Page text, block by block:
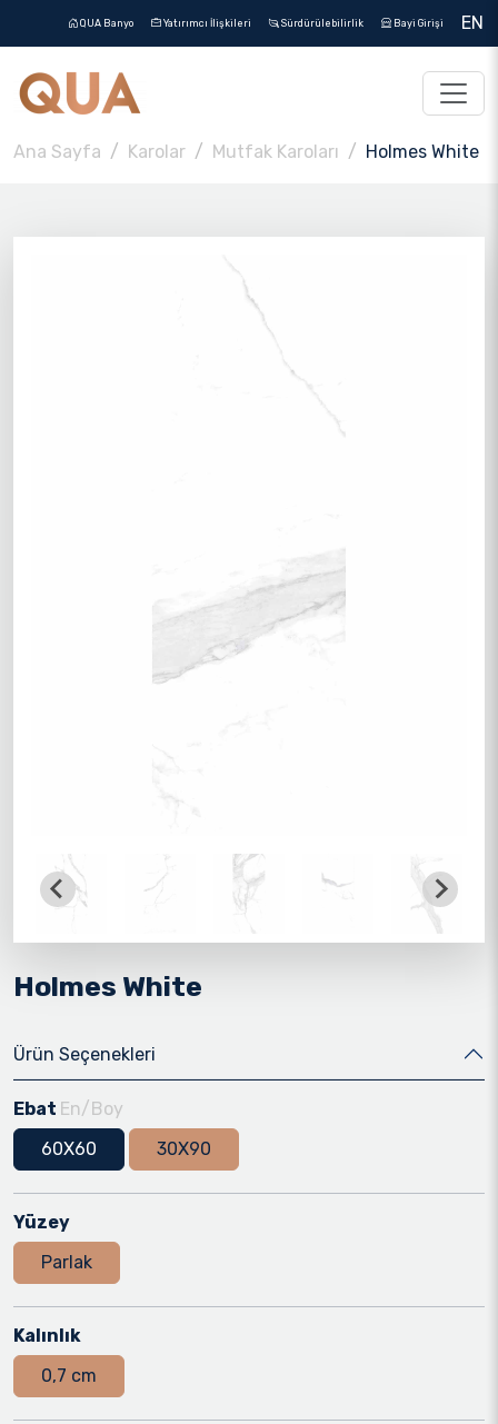
QUA Banyo Yatırımcı İlişkileri Sürdürülebilirlik Bayi Girişi EN
Ana Sayfa Karolar Mutfak Karoları Holmes White
Holmes White
Ürün Seçenekleri
Ebat En/Boy
60X60
30X90
Yüzey
Parlak
Kalınlık
0,7 cm